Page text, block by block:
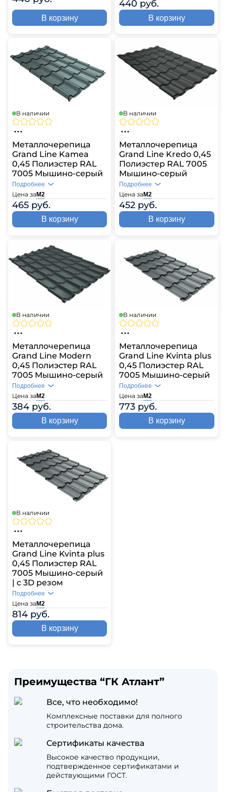
В корзину
440 руб.
В корзину
В наличии
Металлочерепица
Grand Line Kamea
0,45 Полиэстер RAL
7005 Мышино-серый
Цена заМ2
465 руб.
Подробнее
В корзину
В наличии
Металлочерепица
Grand Line Kredo 0,45
Полиэстер RAL 7005
Мышино-серый
Цена заМ2
452 руб.
Подробнее
В корзину
В наличии
Металлочерепица
Grand Line Modern
0,45 Полиэстер RAL
7005 Мышино-серый
Цена заМ2
384 руб.
Подробнее
В корзину
В наличии
Металлочерепица
Grand Line Kvinta plus
0,45 Полиэстер RAL
7005 Мышино-серый
Цена заМ2
773 руб.
Подробнее
В корзину
В наличии
Металлочерепица
Grand Line Kvinta plus
0,45 Полиэстер RAL
7005 Мышино-серый
| c 3D резом
Цена заМ2
814 руб.
Подробнее
В корзину
Преимущества “ГК Атлант”
Все, что необходимо!
Комплексные поставки для полного
строительства дома.
Сертификаты качества
Высокое качество продукции,
подтвержденное сертификатами и
действующими ГОСТ.